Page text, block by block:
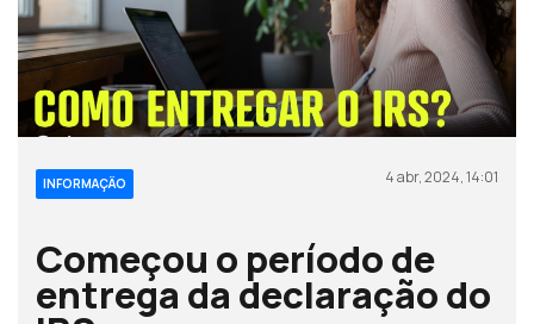
INFORMAÇÃO 4 abr, 2024, 14:01
Começou o período de
entrega da declaração do